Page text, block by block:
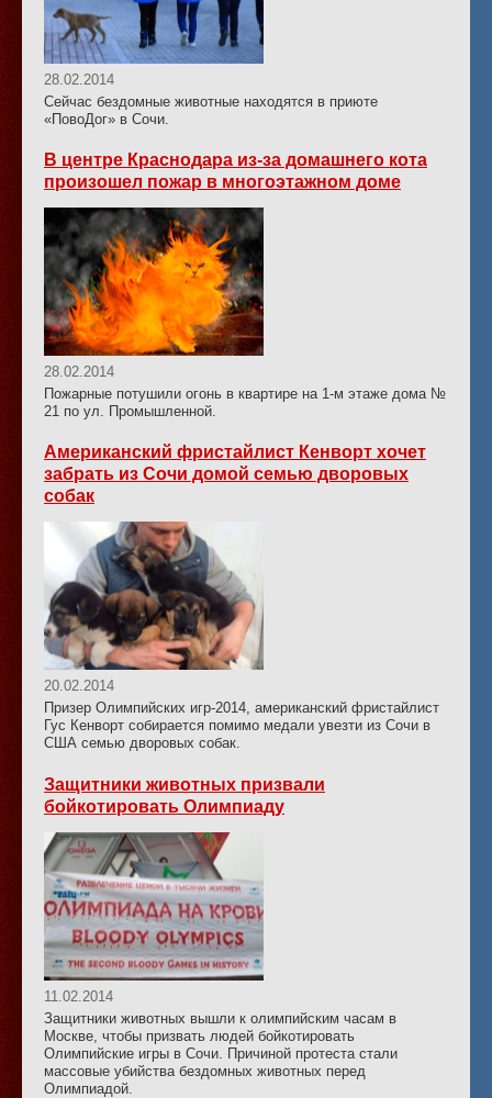
28.02.2014
Сейчас бездомные животные находятся в приюте
«ПовоДог» в Сочи.
В центре Краснодара из-за домашнего кота
произошел пожар в многоэтажном доме
28.02.2014
Пожарные потушили огонь в квартире на 1-м этаже дома №
21 по ул. Промышленной.
Американский фристайлист Кенворт хочет
забрать из Сочи домой семью дворовых
собак
20.02.2014
Призер Олимпийских игр-2014, американский фристайлист
Гус Кенворт собирается помимо медали увезти из Сочи в
США семью дворовых собак.
Защитники животных призвали
бойкотировать Олимпиаду
11.02.2014
Защитники животных вышли к олимпийским часам в
Москве, чтобы призвать людей бойкотировать
Олимпийские игры в Сочи. Причиной протеста стали
массовые убийства бездомных животных перед
Олимпиадой.